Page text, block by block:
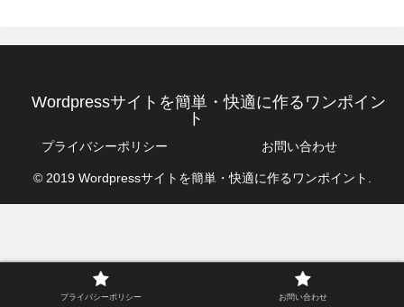
Wordpressサイトを簡単・快適に作るワンポイン
ト
プライバシーポリシー お問い合わせ
© 2019 Wordpressサイトを簡単・快適に作るワンポイント.
プライバシーポリシー お問い合わせ